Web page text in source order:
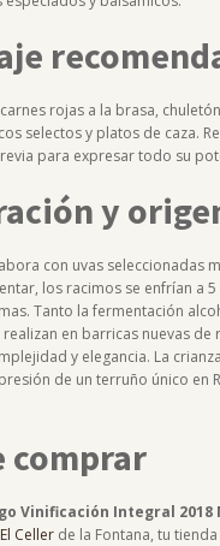
rojas a la brasa,
selectos y platos de caza.
para expresar todo su
y
con uvas seleccionadas
los racimos se enfrían a 5
Tanto la fermentación
en barricas nuevas de
y elegancia. La
de un terruño único en
comprar
Vinificación Integral 2018
El Celler de la Fontana, tu